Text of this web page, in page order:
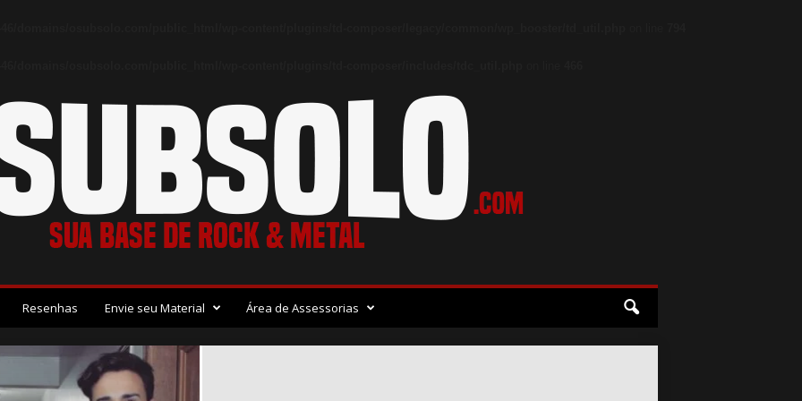
Resenhas Envie seu Material Área de Assessorias